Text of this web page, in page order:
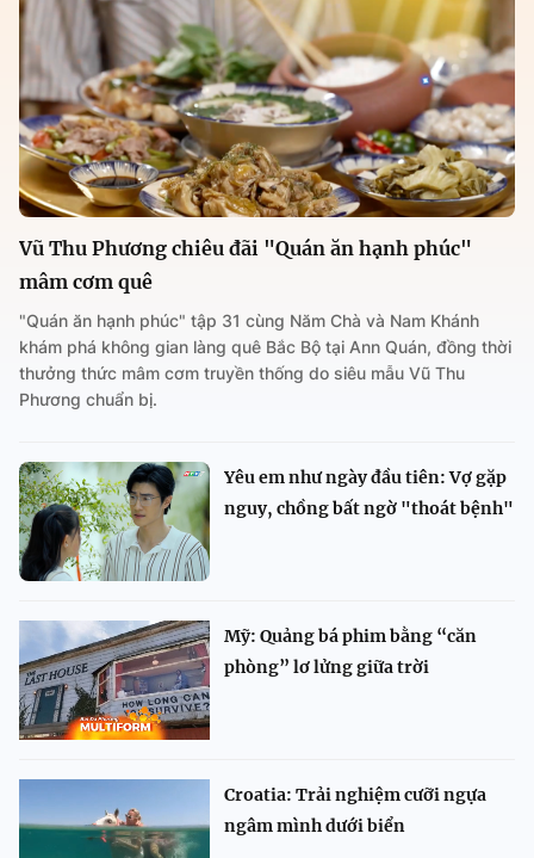
Vũ Thu Phương chiêu đãi "Quán ăn hạnh phúc"
mâm cơm quê
"Quán ăn hạnh phúc" tập 31 cùng Năm Chà và Nam Khánh
khám phá không gian làng quê Bắc Bộ tại Ann Quán, đồng thời
thưởng thức mâm cơm truyền thống do siêu mẫu Vũ Thu
Phương chuẩn bị.
Yêu em như ngày đầu tiên: Vợ gặp
nguy, chồng bất ngờ "thoát bệnh"
Mỹ: Quảng bá phim bằng “căn
phòng” lơ lửng giữa trời
Croatia: Trải nghiệm cưỡi ngựa
ngâm mình dưới biển